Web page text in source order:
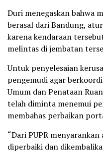
Duri menegaskan bahwa
berasal dari Bandung,
karena kendaraan
melintas di jembatan
Untuk penyelesaian
pengemudi agar
Umum dan Penataan
telah diminta menemui
membahas perbaikan
“Dari PUPR
diperbaiki dan